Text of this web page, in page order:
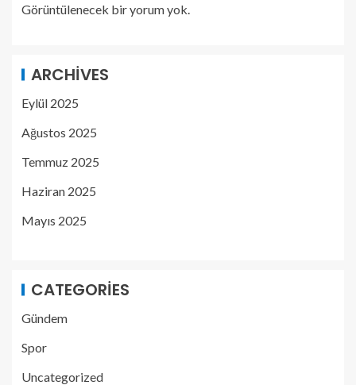
Görüntülenecek bir yorum yok.
ARCHIVES
Eylül 2025
Ağustos 2025
Temmuz 2025
Haziran 2025
Mayıs 2025
CATEGORIES
Gündem
Spor
Uncategorized